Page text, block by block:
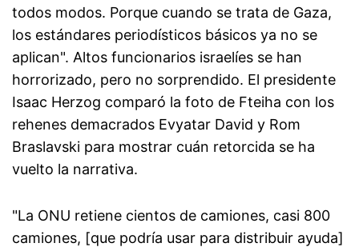
todos modos. Porque cuando se trata de Gaza,
los estándares periodísticos básicos ya no se
aplican". Altos funcionarios israelíes se han
horrorizado, pero no sorprendido. El presidente
Isaac Herzog comparó la foto de Fteiha con los
rehenes demacrados Evyatar David y Rom
Braslavski para mostrar cuán retorcida se ha
vuelto la narrativa.
"La ONU retiene cientos de camiones, casi 800
camiones, [que podría usar para distribuir ayuda]